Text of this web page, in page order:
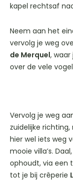
kapel rechtsaf
Neem aan het
vervolg je weg
de Merquel,
over de vele
Vervolg je weg
zuidelijke
hier wel iets weg
mooie villa’s.
ophoudt, via een
tot je bij crêperie